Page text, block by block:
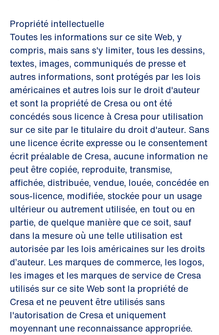
Propriété intellectuelle
Toutes les informations sur ce site Web, y
compris, mais sans s'y limiter, tous les dessins,
textes, images, communiqués de presse et
autres informations, sont protégés par les lois
américaines et autres lois sur le droit d'auteur
et sont la propriété de Cresa ou ont été
concédés sous licence à Cresa pour utilisation
sur ce site par le titulaire du droit d'auteur. Sans
une licence écrite expresse ou le consentement
écrit préalable de Cresa, aucune information ne
peut être copiée, reproduite, transmise,
affichée, distribuée, vendue, louée, concédée en
sous-licence, modifiée, stockée pour un usage
ultérieur ou autrement utilisée, en tout ou en
partie, de quelque manière que ce soit, sauf
dans la mesure où une telle utilisation est
autorisée par les lois américaines sur les droits
d’auteur. Les marques de commerce, les logos,
les images et les marques de service de Cresa
utilisés sur ce site Web sont la propriété de
Cresa et ne peuvent être utilisés sans
l'autorisation de Cresa et uniquement
moyennant une reconnaissance appropriée.